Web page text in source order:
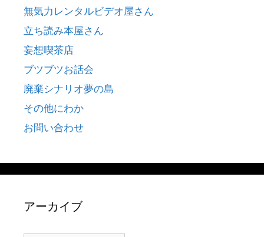
無気力レンタルビデオ屋さん
立ち読み本屋さん
妄想喫茶店
ブツブツお話会
廃棄シナリオ夢の島
その他にわか
お問い合わせ
アーカイブ